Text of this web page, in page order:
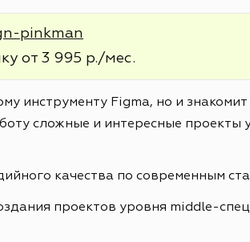
pinkman
от 3 995 р./мес.
инструменту Figma, но и
сложные и интересные проекты
качества по современным
проектов уровня middle-